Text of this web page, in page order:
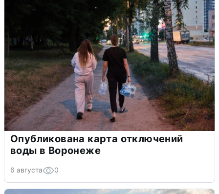
Опубликована карта отключений
воды в Воронеже
6 августа 0